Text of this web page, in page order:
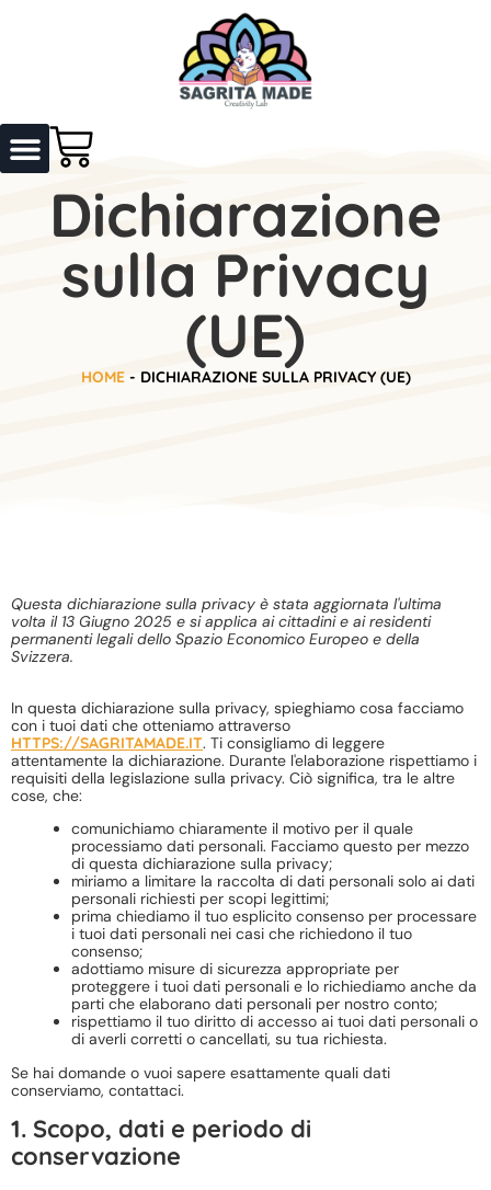
Dichiarazione
sulla Privacy
(UE)
HOME- DICHIARAZIONE SULLA PRIVACY (UE)
Questa dichiarazione sulla privacy è stata aggiornata l'ultima
volta il 13 Giugno 2025 e si applica ai cittadini e ai residenti
permanenti legali dello Spazio Economico Europeo e della
Svizzera.
In questa dichiarazione sulla privacy, spieghiamo cosa facciamo
con i tuoi dati che otteniamo attraverso
HTTPS://SAGRITAMADE.IT. Ti consigliamo di leggere
attentamente la dichiarazione. Durante l'elaborazione rispettiamo i
requisiti della legislazione sulla privacy. Ciò significa, tra le altre
cose, che:
comunichiamo chiaramente il motivo per il quale
processiamo dati personali. Facciamo questo per mezzo
di questa dichiarazione sulla privacy;
miriamo a limitare la raccolta di dati personali solo ai dati
personali richiesti per scopi legittimi;
prima chiediamo il tuo esplicito consenso per processare
i tuoi dati personali nei casi che richiedono il tuo
consenso;
adottiamo misure di sicurezza appropriate per
proteggere i tuoi dati personali e lo richiediamo anche da
parti che elaborano dati personali per nostro conto;
rispettiamo il tuo diritto di accesso ai tuoi dati personali o
di averli corretti o cancellati, su tua richiesta.
Se hai domande o vuoi sapere esattamente quali dati
conserviamo, contattaci.
1. Scopo, dati e periodo di
conservazione